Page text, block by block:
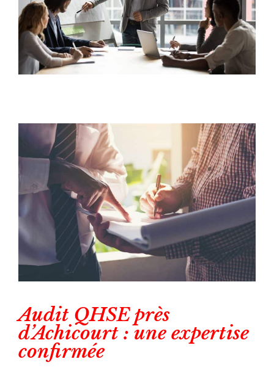
Audit QHSE près
d’Achicourt : une expertise
confirmée